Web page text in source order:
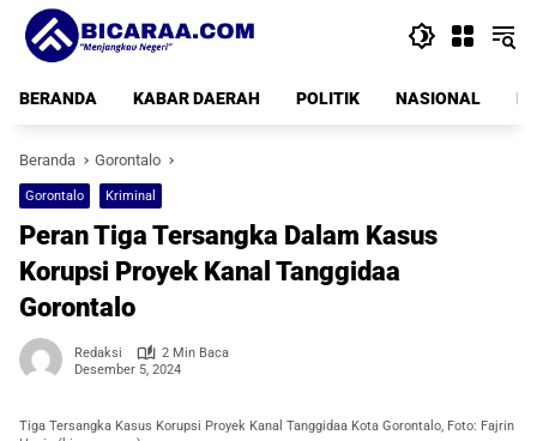
Langsung
konten
BERANDA
KABAR DAERAH POLITIK NASIONAL
Beranda Gorontalo
Gorontalo Kriminal
Peran Tiga Tersangka Dalam Kasus
Korupsi Proyek Kanal Tanggidaa
Gorontalo
Redaksi
2 Min Baca
Desember 5, 2024
Tiga Tersangka Kasus Korupsi Proyek Kanal Tanggidaa Kota Gorontalo, Foto: Fajrin